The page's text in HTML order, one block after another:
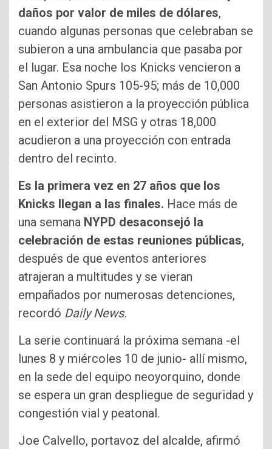
daños por valor de miles de dólares,
cuando algunas personas que celebraban se
subieron a una ambulancia que pasaba por
el lugar. Esa noche los Knicks vencieron a
San Antonio Spurs 105-95; más de 10,000
personas asistieron a la proyección pública
en el exterior del MSG y otras 18,000
acudieron a una proyección con entrada
dentro del recinto.
Es la primera vez en 27 años que los
Knicks llegan a las finales. Hace más de
una semana NYPD desaconsejó la
celebración de estas reuniones públicas,
después de que eventos anteriores
atrajeran a multitudes y se vieran
empañados por numerosas detenciones,
recordó Daily News.
La serie continuará la próxima semana -el
lunes 8 y miércoles 10 de junio- allí mismo,
en la sede del equipo neoyorquino, donde
se espera un gran despliegue de seguridad y
congestión vial y peatonal.
Joe Calvello, portavoz del alcalde, afirmó